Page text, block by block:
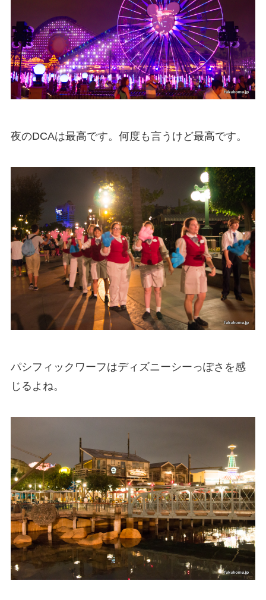
夜のDCAは最高です。何度も言うけど最高です。
パシフィックワーフはディズニーシーっぽさを感
じるよね。